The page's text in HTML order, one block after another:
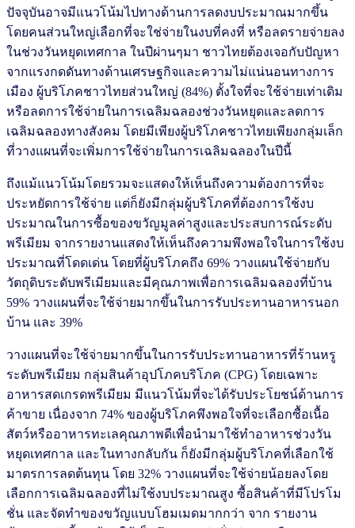
ปัจจุบันอาจมีแนวโน้มไปทางด้านการลดงบประมาณมากขึ้น
โดยคนส่วนใหญ่เลือกที่จะใช่จ่ายในงบที่คงที่ หรือลดรายจ่ายลง
ในช่วงวันหยุดเทศกาล ในปีผ่านๆมา ชาวไทยต้องเจอกับปัญหา
จากแรงกดดันทางด้านเศรษฐกิจและความไม่แน่นอนทางการ
เมือง ผู้บริโภคชาวไทยส่วนใหญ่ (84%) ตั้งใจที่จะใช้จ่ายเท่าเดิม
หรือลดการใช้จ่ายในการเฉลิมฉลองช่วงวันหยุดและลดการ
เฉลิมฉลองทางสังคม โดยมีเพียงผู้บริโภคชาวไทยเพียงกลุ่มเล็ก
ที่วางแผนที่จะเพิ่มการใช้จ่ายในการเฉลิมฉลองในปีนี้
ถึงแม้แนวโน้มโดยรวมจะแสดงให้เห็นถึงความต้องการที่จะ
ประหยัดการใช้จ่าย แต่ก็ยังมีกลุ่มผู้บริโภคที่ต้องการใช้งบ
ประมาณในการซื้อของขวัญมูลค่าสูงและประสบการณ์ระดับ
พรีเมียม จากรายงานแสดงให้เห็นถึงความพึงพอใจในการใช้งบ
ประมาณที่โดดเด่น โดยที่ผู้บริโภคถึง 69% วางแผนใช้จ่ายกับ
วัตถุดิบระดับพรีเมียมและมีคุณภาพเพื่อการเฉลิมฉลองที่บ้าน
59% วางแผนที่จะใช้จ่ายมากขึ้นในการรับประทานอาหารนอก
บ้าน และ 39%
วางแผนที่จะใช้จ่ายมากขึ้นในการรับประทานอาหารที่ร้านหรู
ระดับพรีเมียม กลุ่มสินค้าอุปโภคบริโภค (CPG) โดยเฉพาะ
อาหารสดเกรดพรีเมียม มีแนวโน้มที่จะได้รับประโยชน์ด้านการ
ค้าขาย เนื่องจาก 74% ของผู้บริโภคพึงพอใจที่จะเลือกซื้อเนื้อ
สัตว์หรืออาหารทะเลคุณภาพดีเพื่อนำมาใช้ทำอาหารช่วงวัน
หยุดเทศกาล และในทางกลับกัน ก็ยังมีกลุ่มผู้บริโภคที่เลือกใช้
มาตรการลดต้นทุน โดย 32% วางแผนที่จะใช้จ่ายน้อยลงโดย
เลือกการเฉลิมฉลองที่ไม่ใช้งบประมาณสูง ซื้อสินค้าที่มีโปรโม
ชั่น และจัดทำของขวัญแบบโฮมเมดมากกว่า จาก รายงาน